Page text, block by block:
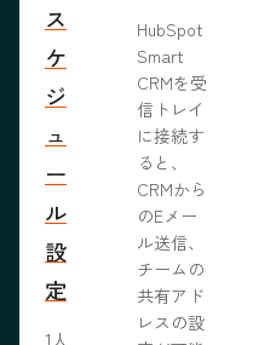
ス
ケ
ジ
ュ
ー
ル
設
定
1人
HubSpot
Smart
CRMを受
信トレイ
に接続す
ると、
CRMから
のEメー
ル送信、
チームの
共有アド
レスの設